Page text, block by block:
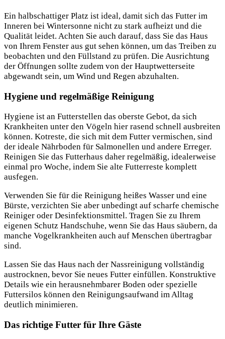
Ein halbschattiger Platz ist ideal, damit sich das Futter im
Inneren bei Wintersonne nicht zu stark aufheizt und die
Qualität leidet. Achten Sie auch darauf, dass Sie das Haus
von Ihrem Fenster aus gut sehen können, um das Treiben zu
beobachten und den Füllstand zu prüfen. Die Ausrichtung
der Öffnungen sollte zudem von der Hauptwetterseite
abgewandt sein, um Wind und Regen abzuhalten.
Hygiene und regelmäßige Reinigung
Hygiene ist an Futterstellen das oberste Gebot, da sich
Krankheiten unter den Vögeln hier rasend schnell ausbreiten
können. Kotreste, die sich mit dem Futter vermischen, sind
der ideale Nährboden für Salmonellen und andere Erreger.
Reinigen Sie das Futterhaus daher regelmäßig, idealerweise
einmal pro Woche, indem Sie alte Futterreste komplett
ausfegen.
Verwenden Sie für die Reinigung heißes Wasser und eine
Bürste, verzichten Sie aber unbedingt auf scharfe chemische
Reiniger oder Desinfektionsmittel. Tragen Sie zu Ihrem
eigenen Schutz Handschuhe, wenn Sie das Haus säubern, da
manche Vogelkrankheiten auch auf Menschen übertragbar
sind.
Lassen Sie das Haus nach der Nassreinigung vollständig
austrocknen, bevor Sie neues Futter einfüllen. Konstruktive
Details wie ein herausnehmbarer Boden oder spezielle
Futtersilos können den Reinigungsaufwand im Alltag
deutlich minimieren.
Das richtige Futter für Ihre Gäste